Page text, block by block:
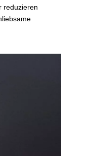
reduzieren